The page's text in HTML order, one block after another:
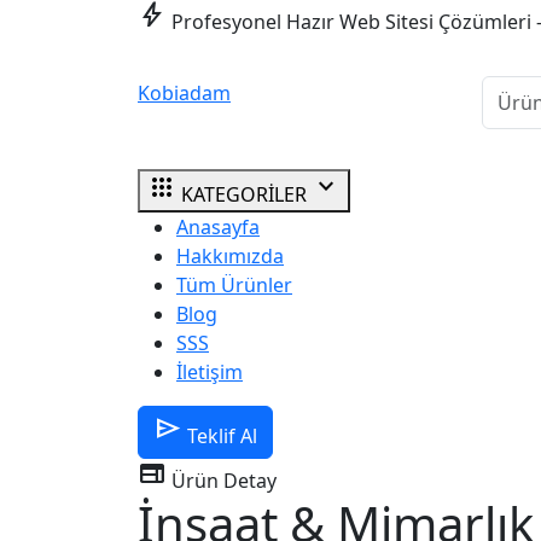
bolt Profesyonel Hazır Web Sitesi Çözümleri
Kobiadam
apps KATEGORİLER expand_more
Anasayfa
Hakkımızda
Tüm Ürünler
Blog
SSS
İletişim
send Teklif Al
web Ürün Detay
İnşaat &